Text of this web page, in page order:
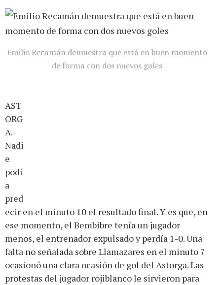
Emilio Recamán demuestra que está en buen momento
de forma con dos nuevos goles
AST
ORG
A.-
Nadi
e
podí
a
pred
ecir en el minuto 10 el resultado final. Y es que, en
ese momento, el Bembibre tenía un jugador
menos, el entrenador expulsado y perdía 1-0. Una
falta no señalada sobre Llamazares en el minuto 7
ocasionó una clara ocasión de gol del Astorga. Las
protestas del jugador rojiblanco le sirvieron para